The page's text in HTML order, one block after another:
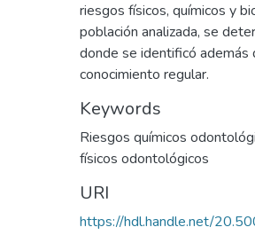
riesgos físicos, químicos y
población analizada, se
donde se identificó además
conocimiento regular.
Keywords
Riesgos químicos
físicos odontológicos
URI
https://hdl.handle.net/